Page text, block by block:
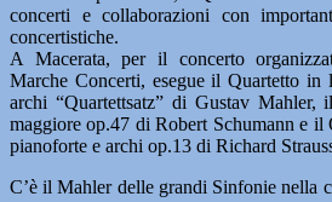
concerti e collaborazioni con
concertistiche.
A Macerata, per il concerto
Marche Concerti, esegue il Quartetto in
archi “Quartettsatz” di Gustav
maggiore op.47 di Robert Schumann e il
pianoforte e archi op.13 di Richard
C’è il Mahler delle grandi Sinfonie nella